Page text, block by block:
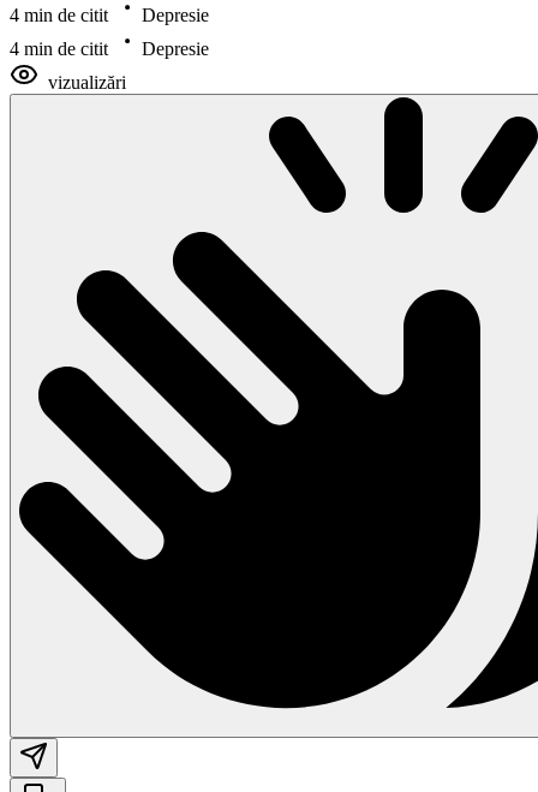
4 min de citit
Depresie
4 min de citit
Depresie
vizualizări